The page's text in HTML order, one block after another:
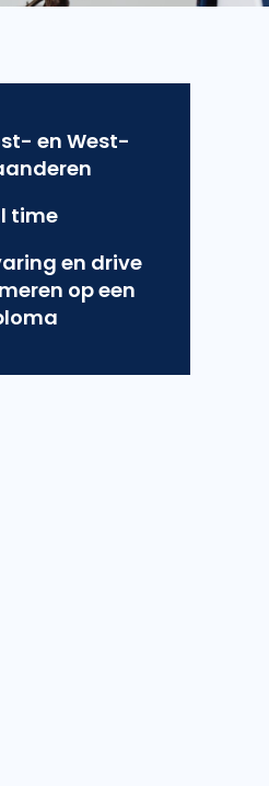
en West-
time
en drive
op een